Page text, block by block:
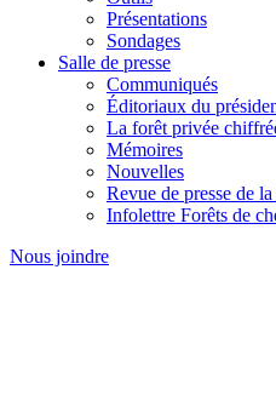
Présentations
Sondages
Salle de presse
Communiqués
Éditoriaux du
La forêt privée
Mémoires
Nouvelles
Revue de presse de
Infolettre Forêts de
Nous joindre